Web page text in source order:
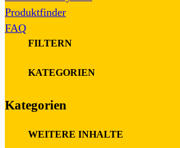
Produktfinder
FAQ
FILTERN
KATEGORIEN
Kategorien
WEITERE INHALTE